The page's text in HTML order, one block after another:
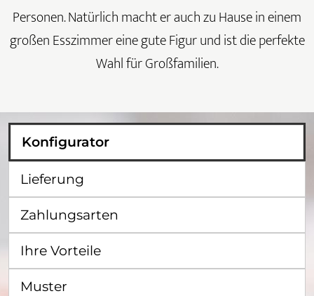
Personen. Natürlich macht er auch zu Hause in einem
großen Esszimmer eine gute Figur und ist die perfekte
Wahl für Großfamilien.
Konfigurator
Lieferung
Zahlungsarten
Ihre Vorteile
Muster